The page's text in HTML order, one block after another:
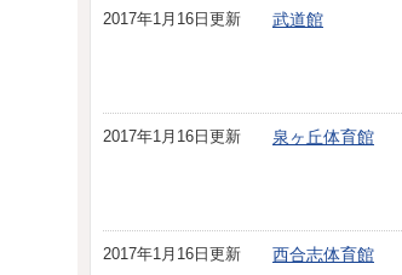
2017年1月16日更新 武道館
2017年1月16日更新 泉ヶ丘体育館
2017年1月16日更新 西合志体育館